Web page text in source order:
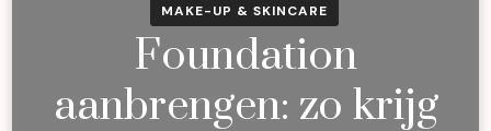
MAKE-UP & SKINCARE
Foundation
aanbrengen: zo krijg